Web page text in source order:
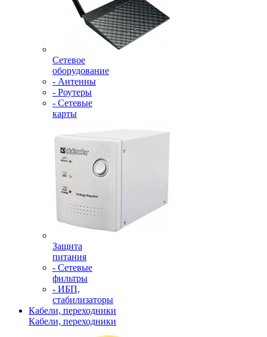
Сетевое
оборудование
- Антенны
- Роутеры
- Сетевые
карты
Защита
питания
- Сетевые
фильтры
- ИБП,
стабилизаторы
Кабели, переходники
Кабели, переходники